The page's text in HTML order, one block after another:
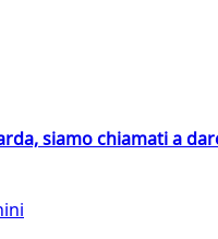
siamo chiamati a